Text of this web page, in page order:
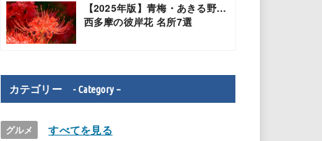
【2025年版】青梅・あきる野…
西多摩の彼岸花 名所7選
カテゴリー - Category –
グルメ すべてを見る